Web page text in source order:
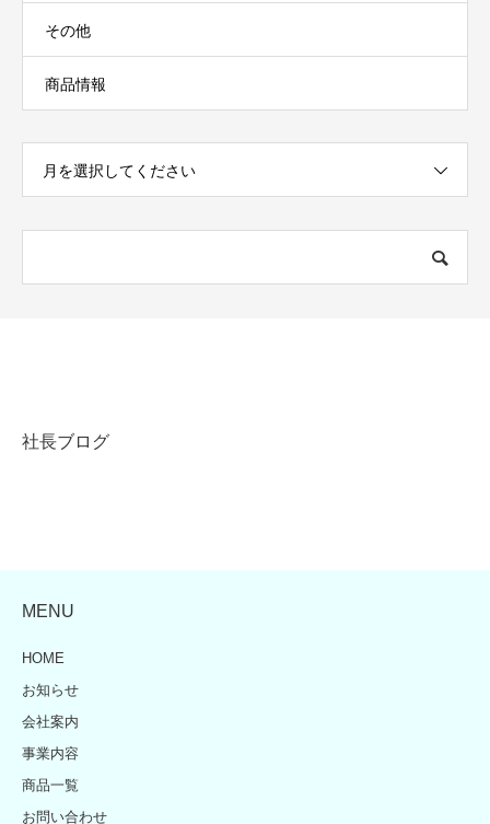
その他
商品情報
月を選択してください
社長ブログ
MENU
HOME
お知らせ
会社案内
事業内容
商品一覧
お問い合わせ